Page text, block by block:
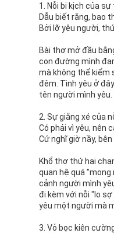
1. Nỗi bi kịch của
Dẫu biết rằng, bao
Bởi lỡ yêu người,
Bài thơ mở đầu
con đường mình
mà không thể kiểm
đêm. Tình yêu ở
tên người mình
2. Sự giằng xé của
Có phải vì yêu, nên
Cứ nghĩ giờ nầy,
Khổ thơ thứ hai
quan hệ quá
cảnh người mình
đi kèm với nỗi "lo
yêu một người mà
3. Vỏ bọc kiên